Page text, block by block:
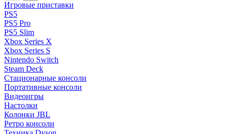
Игровые приставки
PS5
PS5 Pro
PS5 Slim
Xbox Series X
Xbox Series S
Nintendo Switch
Steam Deck
Стационарные консоли
Портативные консоли
Видеоигры
Настолки
Колонки JBL
Ретро консоли